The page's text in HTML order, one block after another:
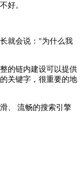
好。
就会说："为什么我
的链内建设可以提供
关键字，很重要的地
、 流畅的搜索引擎